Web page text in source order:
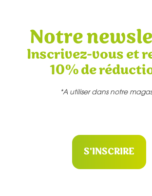
Notre
Inscrivez-vous et
10% de
*A utiliser dans notre
S'INSCRIRE